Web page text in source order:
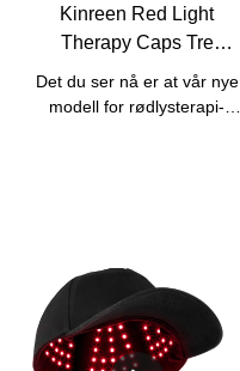
Kinreen Red Light
Therapy Caps Tre
bølgelengder 630nm
850nm 940nm For
Det du ser nå er at vår nye
modell for rødlysterapi-
har en seriøs
kvalitetskontroll for både
reproduksjon på
råvareinspeksjoner,